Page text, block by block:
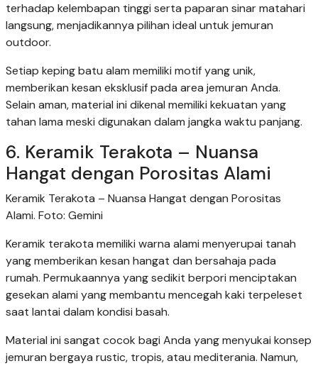
terhadap kelembapan tinggi serta paparan sinar matahari
langsung, menjadikannya pilihan ideal untuk jemuran
outdoor.
Setiap keping batu alam memiliki motif yang unik,
memberikan kesan eksklusif pada area jemuran Anda.
Selain aman, material ini dikenal memiliki kekuatan yang
tahan lama meski digunakan dalam jangka waktu panjang.
6. Keramik Terakota – Nuansa
Hangat dengan Porositas Alami
Keramik Terakota – Nuansa Hangat dengan Porositas
Alami. Foto: Gemini
Keramik terakota memiliki warna alami menyerupai tanah
yang memberikan kesan hangat dan bersahaja pada
rumah. Permukaannya yang sedikit berpori menciptakan
gesekan alami yang membantu mencegah kaki terpeleset
saat lantai dalam kondisi basah.
Material ini sangat cocok bagi Anda yang menyukai konsep
jemuran bergaya rustic, tropis, atau mediterania. Namun,